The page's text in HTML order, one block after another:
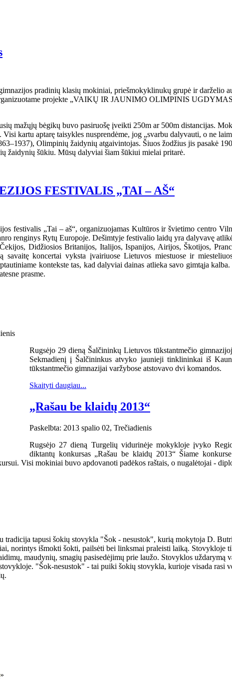
pradinių klasių mokiniai, priešmokyklinukų grupė ir
projekte „VAIKŲ IR JAUNIMO OLIMPINIS
mažųjų bėgikų buvo pasiruošę įveikti 250m ar 500m distancijas.
kartu aptarę taisykles nusprendėme, jog „svarbu dalyvauti, o ne
Olimpinių žaidynių atgaivintojas. Šiuos žodžius jis pasakė
žaidynių šūkiu. Mūsų dalyviai šiam šūkiui mielai pritarė.
FESTIVALIS „TAI – AŠ“
festivalis „Tai – aš“, organizuojamas Kultūros ir švietimo centro
renginys Rytų Europoje. Dešimtyje festivalio laidų yra dalyvavę
Didžiosios Britanijos, Italijos, Ispanijos, Airijos, Škotijos,
koncertai vyksta įvairiuose Lietuvos miestuose ir
kontekste tas, kad dalyviai dainas atlieka savo gimtąja
prasme.
Rugsėjo 29 dieną Šalčininkų Lietuvos tūkstantmečio
Sekmadienį į Šalčininkus atvyko jaunieji tinklininkai iš
tūkstantmečio gimnazijai varžybose atstovavo dvi komandos.
Skaityti daugiau...
„Rašau be klaidų 2013“
Paskelbta: 2013 spalio 02, Trečiadienis
Rugsėjo 27 dieną Turgelių vidurinėje mokykloje įvyko
diktantų konkursas „Rašau be klaidų 2013“ Šiame
Visi mokiniai buvo apdovanoti padėkos raštais, o nugalėtojai -
tradicija tapusi šokių stovykla "Šok - nesustok", kurią mokytoja D.
norintys išmokti šokti, pailsėti bei linksmai praleisti laiką. Stovykloje
maudynių, smagių pasisedėjimų prie laužo. Stovyklos uždarymą
"Šok-nesustok" - tai puiki šokių stovykla, kurioje visada rasi
»